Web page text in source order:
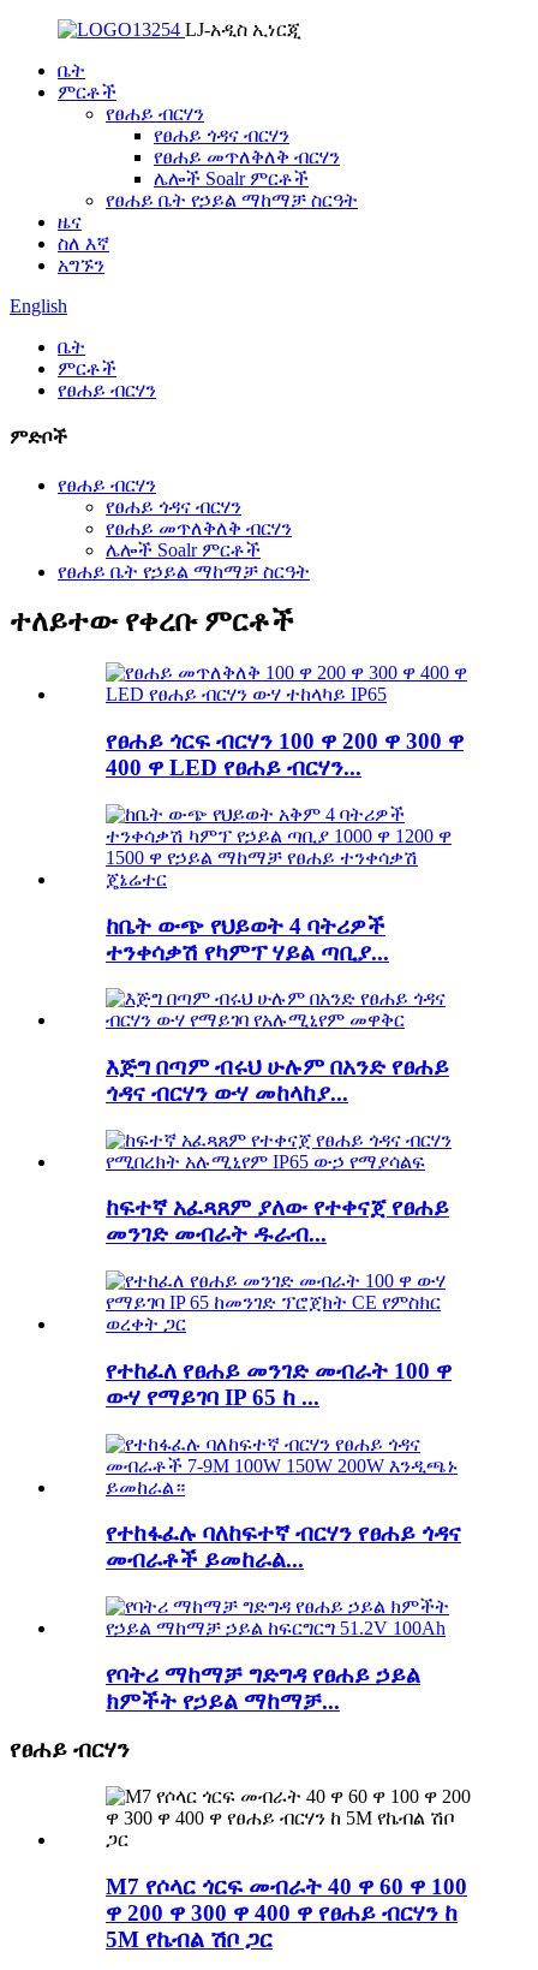
LJ-አዲስ ኢነርጂ
ቤት
ምርቶች
የፀሐይ ብርሃን
የፀሐይ ጎዳና ብርሃን
የፀሐይ መጥለቅለቅ ብርሃን
ሌሎች Soalr ምርቶች
የፀሐይ ቤት የኃይል ማከማቻ ስርዓት
ዜና
ስለ እኛ
አግኙን
English
ቤት
ምርቶች
የፀሐይ ብርሃን
ምድቦች
የፀሐይ ብርሃን
የፀሐይ ጎዳና ብርሃን
የፀሐይ መጥለቅለቅ ብርሃን
ሌሎች Soalr ምርቶች
የፀሐይ ቤት የኃይል ማከማቻ ስርዓት
ተለይተው የቀረቡ ምርቶች
የፀሐይ ጎርፍ ብርሃን 100 ዋ 200 ዋ 300 ዋ
400 ዋ LED የፀሐይ ብርሃን...
ከቤት ውጭ የህይወት 4 ባትሪዎች
ተንቀሳቃሽ የካምፕ ሃይል ጣቢያ...
እጅግ በጣም ብሩህ ሁሉም በአንድ የፀሐይ
ጎዳና ብርሃን ውሃ መከላከያ...
ከፍተኛ አፈጻጸም ያለው የተቀናጀ የፀሐይ
መንገድ መብራት ዱራብ...
የተከፈለ የፀሐይ መንገድ መብራት 100 ዋ
ውሃ የማይገባ IP 65 ከ ...
የተከፋፈሉ ባለከፍተኛ ብርሃን የፀሐይ ጎዳና
መብራቶች ይመከራል...
የባትሪ ማከማቻ ግድግዳ የፀሐይ ኃይል
ክምችት የኃይል ማከማቻ...
የፀሐይ ብርሃን
M7 የሶላር ጎርፍ መብራት 40 ዋ 60 ዋ 100
ዋ 200 ዋ 300 ዋ 400 ዋ የፀሐይ ብርሃን ከ
5M የኬብል ሽቦ ጋር